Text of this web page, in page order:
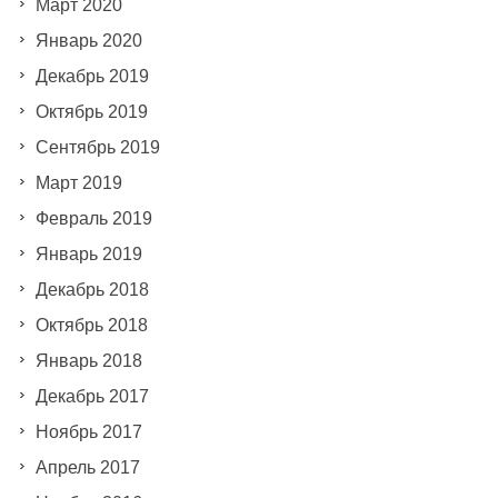
Март 2020
Январь 2020
Декабрь 2019
Октябрь 2019
Сентябрь 2019
Март 2019
Февраль 2019
Январь 2019
Декабрь 2018
Октябрь 2018
Январь 2018
Декабрь 2017
Ноябрь 2017
Апрель 2017